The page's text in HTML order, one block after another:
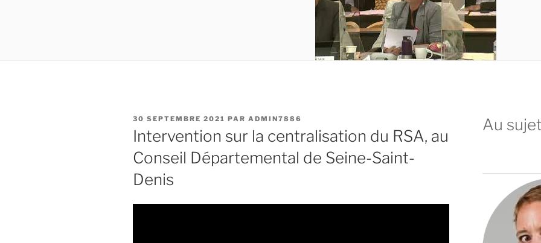
PUBLIÉ
LE
30 SEPTEMBRE 2021 PAR ADMIN7886
Intervention sur la centralisation du RSA, au
Conseil Départemental de Seine-Saint-
Denis
Au